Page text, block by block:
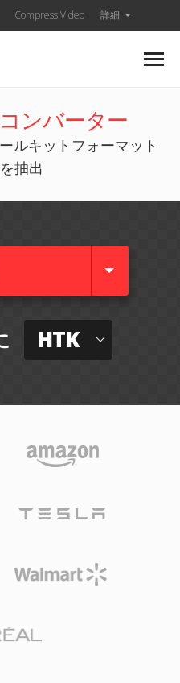
Compress Video 詳細
ンバーター
ルキットフォーマット
抽出
HTK